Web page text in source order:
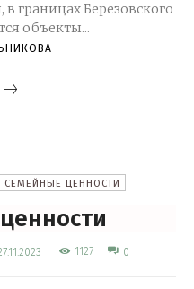
границах Березовского
объекты...